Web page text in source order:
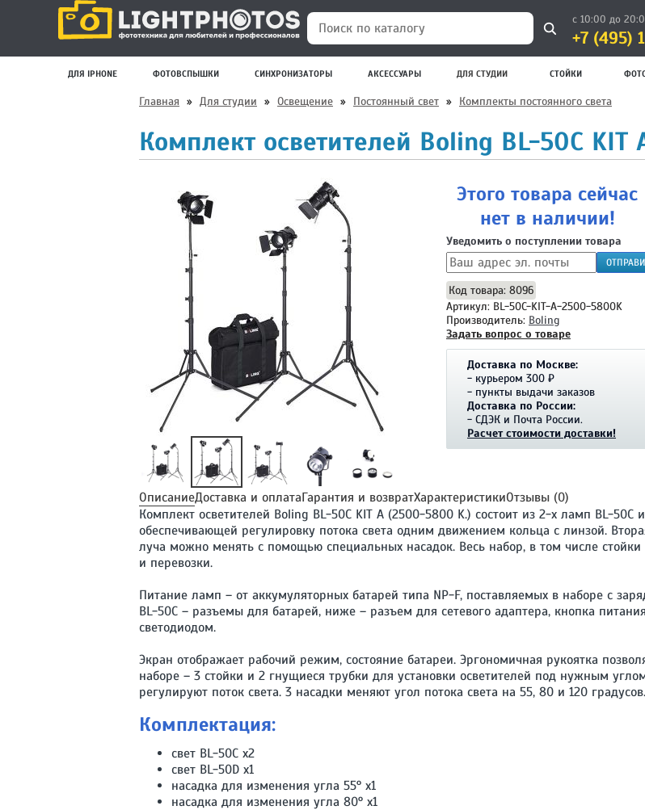
Поиск по каталогу
с 10:00 до
+7 (495)
ДЛЯ IPHONE ФОТОВСПЫШКИ СИНХРОНИЗАТОРЫ АКСЕССУАРЫ ДЛЯ СТУДИИ СТОЙКИ
Главная » Для студии » Освещение » Постоянный свет » Комплекты постоянного света
Комплект осветителей Boling BL-50C KIT
Этого товара сейчас
нет в наличии!
Уведомить о поступлении товара
Код товара: 8096
Артикул: BL-50C-KIT-A-2500-5800K
Производитель: Boling
Задать вопрос о товаре
Доставка по Москве:
- курьером 300 ₽
- пункты выдачи заказов
Доставка по России:
- СДЭК и Почта России.
Расчет стоимости доставки!
ОписаниеДоставка и оплатаГарантия и возвратХарактеристикиОтзывы (0)
Комплект осветителей Boling BL-50C KIT A (2500-5800 K.) состоит из 2-х ламп BL-
обеспечивающей регулировку потока света одним движением кольца с линзой.
луча можно менять с помощью специальных насадок. Весь набор, в том числе
и перевозки.
Питание ламп – от аккумуляторных батарей типа NP-F, поставляемых в наборе с
BL-50C – разъемы для батарей, ниже – разъем для сетевого адаптера, кнопка
светодиодом.
Экран отображает рабочий режим, состояние батареи. Эргономичная рукоятка
наборе – 3 стойки и 2 гнущиеся трубки для установки осветителей под нужным
регулируют поток света. 3 насадки меняют угол потока света на 55, 80 и 120 градусов.
Комплектация:
свет BL-50C х2
свет BL-50D х1
насадка для изменения угла 55° х1
насадка для изменения угла 80° х1